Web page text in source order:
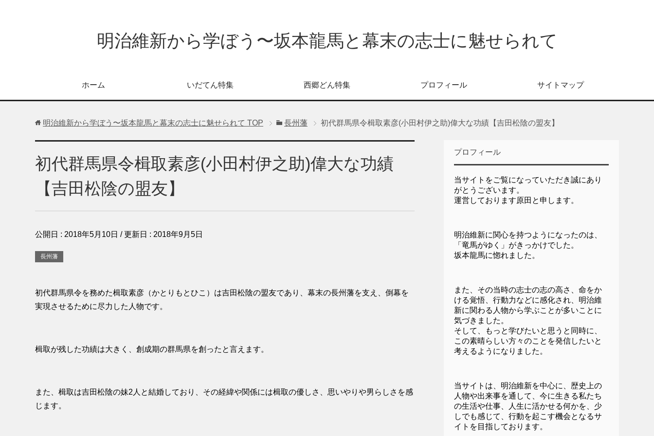
明治維新から学ぼう〜坂本龍馬と幕末の志士に魅せられて
ホーム いだてん特集 西郷どん特集 プロフィール サイトマップ
明治維新から学ぼう〜坂本龍馬と幕末の志士に魅せられて TOP 長州藩 初代群馬県令楫取素彦(小田村伊之助)偉大な功績【吉田松陰の盟友】
初代群馬県令楫取素彦(小田村伊之助)偉大な功績
【吉田松陰の盟友】
公開日 : 2018年5月10日 / 更新日 : 2018年9月5日
長州藩
初代群馬県令を務めた楫取素彦（かとりもとひこ）は吉田松陰の盟友であり、幕末の長州藩を支え、倒幕を
実現させるために尽力した人物です。
楫取が残した功績は大きく、創成期の群馬県を創ったと言えます。
また、楫取は吉田松陰の妹2人と結婚しており、その経緯や関係には楫取の優しさ、思いやりや男らしさを感
じます。
プロフィール
当サイトをご覧になっていただき誠にあり
がとうございます。
運営しております原田と申します。
明治維新に関心を持つようになったのは、
「竜馬がゆく」がきっかけでした。
坂本龍馬に惚れました。
また、その当時の志士の志の高さ、命をか
ける覚悟、行動力などに感化され、明治維
新に関わる人物から学ぶことが多いことに
気づきました。
そして、もっと学びたいと思うと同時に、
この素晴らしい方々のことを発信したいと
考えるようになりました。
当サイトは、明治維新を中心に、歴史上の
人物や出来事を通して、今に生きる私たち
の生活や仕事、人生に活かせる何かを、少
しでも感じて、行動を起こす機会となるサ
イトを目指しております。